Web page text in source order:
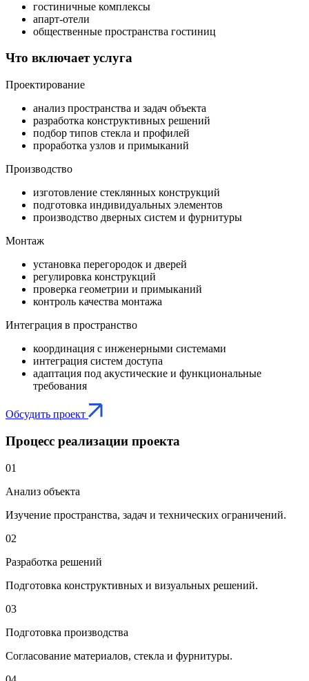
гостиничные комплексы
апарт-отели
общественные пространства гостиниц
Что включает услуга
Проектирование
анализ пространства и задач объекта
разработка конструктивных решений
подбор типов стекла и профилей
проработка узлов и примыканий
Производство
изготовление стеклянных конструкций
подготовка индивидуальных элементов
производство дверных систем и фурнитуры
Монтаж
установка перегородок и дверей
регулировка конструкций
проверка геометрии и примыканий
контроль качества монтажа
Интеграция в пространство
координация с инженерными системами
интеграция систем доступа
адаптация под акустические и функциональные
требования
Обсудить проект
Процесс реализации проекта
01
Анализ объекта
Изучение пространства, задач и технических ограничений.
02
Разработка решений
Подготовка конструктивных и визуальных решений.
03
Подготовка производства
Согласование материалов, стекла и фурнитуры.